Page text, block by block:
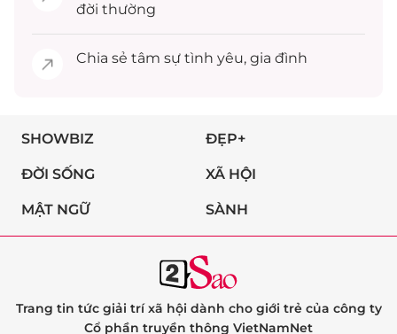
đời thường
Chia sẻ tâm sự tình yêu, gia đình
SHOWBIZ ĐẸP+
ĐỜI SỐNG XÃ HỘI
MẬT NGỮ SÀNH
Trang tin tức giải trí xã hội dành cho giới trẻ của công ty
Cổ phần truyền thông VietNamNet